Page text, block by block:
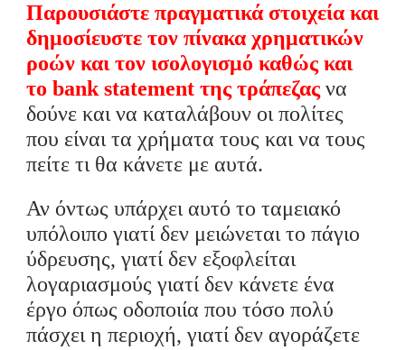
Παρουσιάστε πραγματικά στοιχεία και
δημοσίευστε τον πίνακα χρηματικών
ροών και τον ισολογισμό καθώς και
το bank statement της τράπεζας να
δούνε και να καταλάβουν οι πολίτες
που είναι τα χρήματα τους και να τους
πείτε τι θα κάνετε με αυτά.
Αν όντως υπάρχει αυτό το ταμειακό
υπόλοιπο γιατί δεν μειώνεται το πάγιο
ύδρευσης, γιατί δεν εξοφλείται
λογαριασμούς γιατί δεν κάνετε ένα
έργο όπως οδοποιία που τόσο πολύ
πάσχει η περιοχή, γιατί δεν αγοράζετε